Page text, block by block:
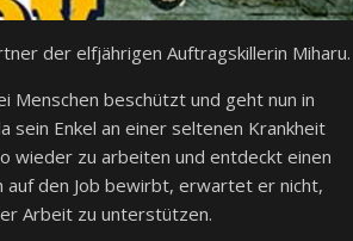
der elfjährigen Auftragskillerin Miharu.
Menschen beschützt und geht nun in
sein Enkel an einer seltenen Krankheit
wieder zu arbeiten und entdeckt einen
auf den Job bewirbt, erwartet er nicht,
Arbeit zu unterstützen.